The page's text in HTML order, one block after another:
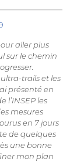
aller plus
sur le chemin
trails et les
présenté en
l’INSEP les
mesures
en 7 jours
de quelques
une bonne
mon plan